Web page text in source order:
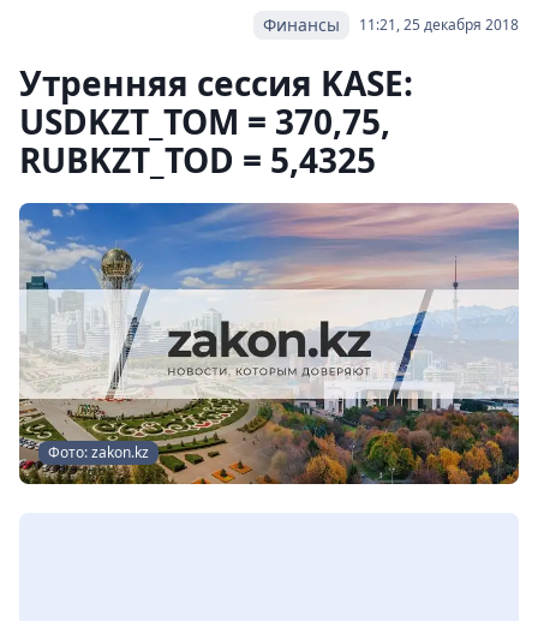
11:21, 25 декабря 2018
Финансы
Утренняя сессия KASE:
USDKZT_ТОМ = 370,75,
RUBKZT_TOD = 5,4325
Фото: zakon.kz